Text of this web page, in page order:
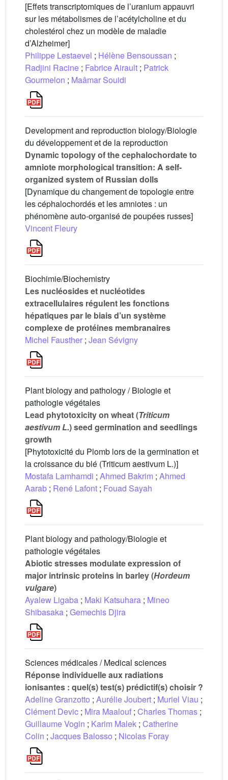
[Effets transcriptomiques de l’uranium appauvri
sur les métabolismes de l’acétylcholine et du
cholestérol chez un modèle de maladie
d’Alzheimer]
Philippe Lestaevel ; Hélène Bensoussan ;
Radjini Racine ; Fabrice Airault ; Patrick
Gourmelon ; Maâmar Souidi
Development and reproduction biology/Biologie
du développement et de la reproduction
Dynamic topology of the cephalochordate to
amniote morphological transition: A self-
organized system of Russian dolls
[Dynamique du changement de topologie entre
les céphalochordés et les amniotes : un
phénomène auto-organisé de poupées russes]
Vincent Fleury
Biochimie/Biochemistry
Les nucléosides et nucléotides
extracellulaires régulent les fonctions
hépatiques par le biais d’un système
complexe de protéines membranaires
Michel Fausther ; Jean Sévigny
Plant biology and pathology / Biologie et
pathologie végétales
Lead phytotoxicity on wheat (Triticum
aestivum L.) seed germination and seedlings
growth
[Phytotoxicité du Plomb lors de la germination et
la croissance du blé (Triticum aestivum L.)]
Mostafa Lamhamdi ; Ahmed Bakrim ; Ahmed
Aarab ; René Lafont ; Fouad Sayah
Plant biology and pathology/Biologie et
pathologie végétales
Abiotic stresses modulate expression of
major intrinsic proteins in barley (Hordeum
vulgare)
Ayalew Ligaba ; Maki Katsuhara ; Mineo
Shibasaka ; Gemechis Djira
Sciences médicales / Medical sciences
Réponse individuelle aux radiations
ionisantes : quel(s) test(s) prédictif(s) choisir ?
Adeline Granzotto ; Aurélie Joubert ; Muriel Viau ;
Clément Devic ; Mira Maalouf ; Charles Thomas ;
Guillaume Vogin ; Karim Malek ; Catherine
Colin ; Jacques Balosso ; Nicolas Foray